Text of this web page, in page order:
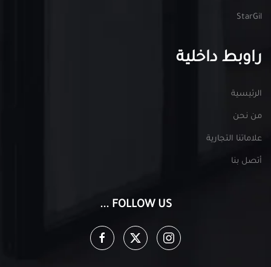
StarGil
راوبط داخلية
الرئيسية
من نحن
علاماتنا التجارية
أتصل بنا
FOLLOW US ...